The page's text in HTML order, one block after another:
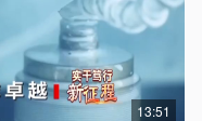
13:51